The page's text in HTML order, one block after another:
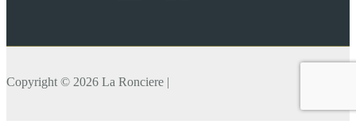
Copyright © 2026 La Ronciere |